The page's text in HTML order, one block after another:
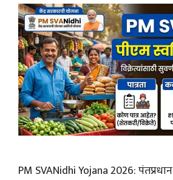
PM SVANidhi Yojana 2026: